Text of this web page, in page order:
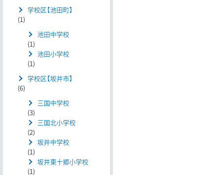
学校区【池田町】
(1)
池田中学校
(1)
池田小学校
(1)
学校区【坂井市】
(6)
三国中学校
(3)
三国北小学校
(2)
坂井中学校
(1)
坂井東十郷小学校
(1)